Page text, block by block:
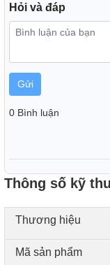
Dễ dàng tháo rời
Các bộ phận của
giúp bạn nhanh
Hỏi và đáp
Gửi
0 Bình luận
Thông số kỹ
Thương hiệu
Mã sản phẩm